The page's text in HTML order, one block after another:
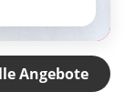
Angebote